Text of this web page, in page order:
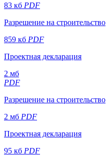
83 кб PDF
Разрешение на строительство
859 кб PDF
Проектная декларация
2 мб
PDF
Разрешение на строительство
2 мб PDF
Проектная декларация
95 кб PDF